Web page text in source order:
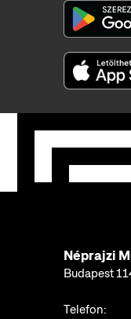
Néprajzi
Budapest
Telefon: